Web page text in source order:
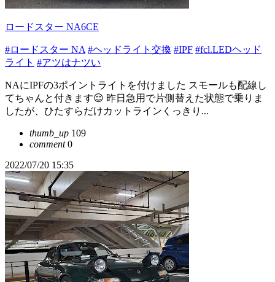
ロードスター NA6CE
#ロードスター NA #ヘッドライト交換 #IPF #fcl.LEDヘッド
ライト #アツはナツい
NAにIPFの3ポイントライトを付けました スモールも配線し
てちゃんと付きます😌 昨日急用で片側替えた状態で乗りま
したが、ひたすらだけカットラインくっきり...
thumb_up 109
comment0
2022/07/20 15:35